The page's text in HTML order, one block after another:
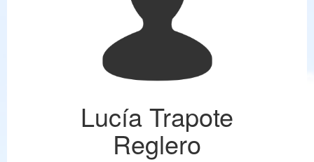
Lucía Trapote
Reglero